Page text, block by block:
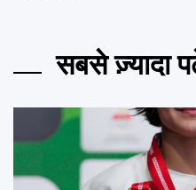
सबसे ज़्यादा